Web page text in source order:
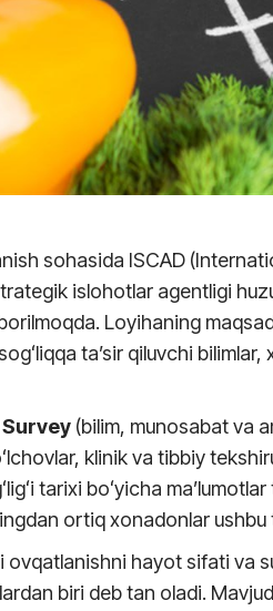
sohasida ISCAD
islohotlar agentligi
Loyihaning
ta’sir qiluvchi
Survey (bilim, munosabat va
klinik va tibbiy
tarixi boʻyicha
ortiq xonadonlar
hayot sifati va
biri deb tan oladi.